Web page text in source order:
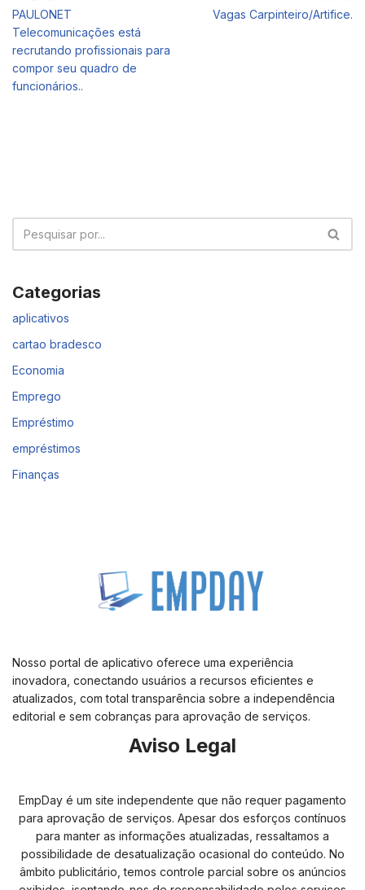
PAULONET
Telecomunicações está
recrutando profissionais para
compor seu quadro de
funcionários..
Vagas Carpinteiro/Artifice.
Categorias
aplicativos
cartao bradesco
Economia
Emprego
Empréstimo
empréstimos
Finanças
Nosso portal de aplicativo oferece uma experiência
inovadora, conectando usuários a recursos eficientes e
atualizados, com total transparência sobre a independência
editorial e sem cobranças para aprovação de serviços.
Aviso Legal
EmpDay é um site independente que não requer pagamento
para aprovação de serviços. Apesar dos esforços contínuos
para manter as informações atualizadas, ressaltamos a
possibilidade de desatualização ocasional do conteúdo. No
âmbito publicitário, temos controle parcial sobre os anúncios